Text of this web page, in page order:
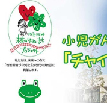
シングルサイズ×2